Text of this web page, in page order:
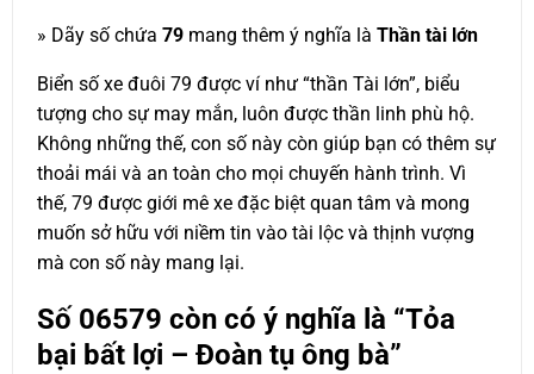
» Dãy số chứa 79 mang thêm ý nghĩa là Thần tài lớn
Biển số xe đuôi 79 được ví như “thần Tài lớn”, biểu
tượng cho sự may mắn, luôn được thần linh phù hộ.
Không những thế, con số này còn giúp bạn có thêm sự
thoải mái và an toàn cho mọi chuyến hành trình. Vì
thế, 79 được giới mê xe đặc biệt quan tâm và mong
muốn sở hữu với niềm tin vào tài lộc và thịnh vượng
mà con số này mang lại.
Số 06579 còn có ý nghĩa là “Tỏa
bại bất lợi – Đoàn tụ ông bà”